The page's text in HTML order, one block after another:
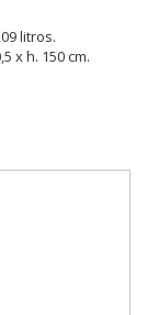
litros.
x h. 150 cm.